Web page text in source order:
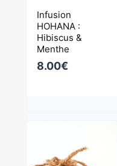
Infusion
HOHANA :
Hibiscus &
Menthe
8.00€